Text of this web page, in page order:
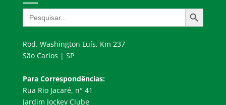
Search
for:
Search Button
Rod. Washington Luís, Km 237
São Carlos | SP
Para Correspondências:
Rua Rio Jacaré, n° 41
Jardim Jockey Clube